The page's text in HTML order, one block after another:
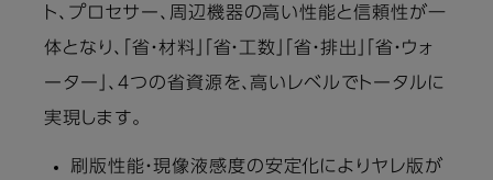
ト、プロセサー、周辺機器の高い性能と信頼性が一
体となり、「省・材料」「省・工数」「省・排出」「省・ウォ
ーター」、４つの省資源を、高いレベルでトータルに
実現します。
刷版性能・現像液感度の安定化によりヤレ版が